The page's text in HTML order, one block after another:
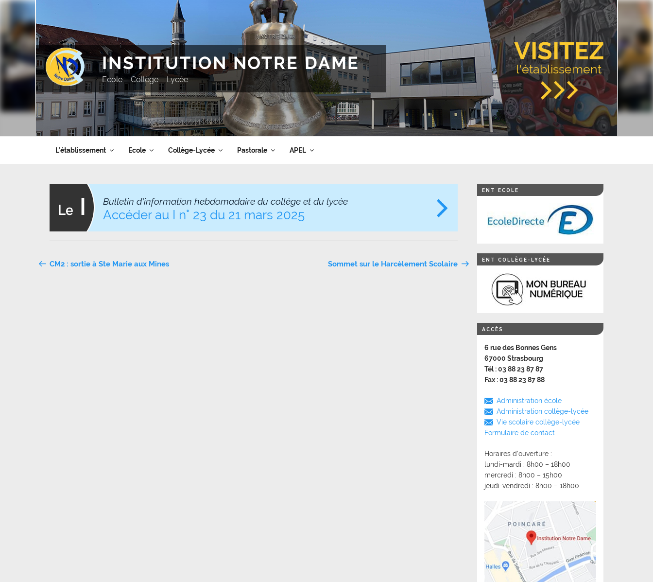
Aller
contenu
principal
VISITEZ
l'établissement
INSTITUTION NOTRE DAME
Ecole – Collège – Lycée
L’établissement Ecole Collège-Lycée Pastorale APEL
Bulletin d'information hebdomadaire du collège et du lycée
Accéder au I n° 23 du 21 mars 2025
Navigation
CM2 : sortie à Ste Marie aux Mines Sommet sur le Harcèlement Scolaire
ENT ECOLE
ENT COLLÈGE-LYCÉE
ACCÈS
6 rue des Bonnes Gens
67000 Strasbourg
Tél : 03 88 23 87 87
Fax : 03 88 23 87 88
Administration école
Administration collège-lycée
Vie scolaire collège-lycée
Formulaire de contact
Horaires d’ouverture :
lundi-mardi : 8h00 – 18h00
mercredi : 8h00 – 15h00
jeudi-vendredi : 8h00 – 18h00